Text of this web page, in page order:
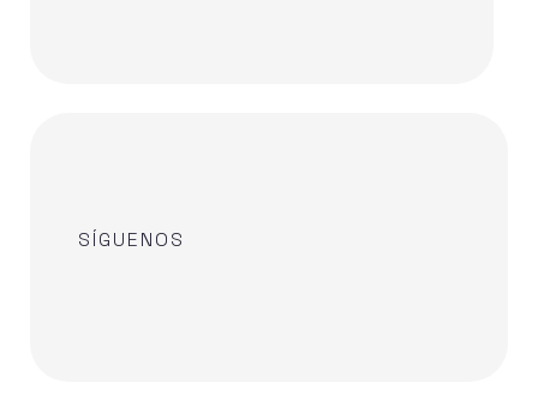
SÍGUENOS